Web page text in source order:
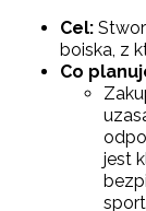
Cel:
boiska, z
Co
jest